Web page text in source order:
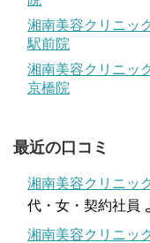
湘南美容クリニッ
駅前院
湘南美容クリニッ
京橋院
最近の口コミ
湘南美容クリニッ
代・女・契約社員
湘南美容クリニッ